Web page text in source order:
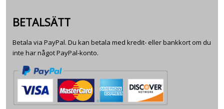
BETALSÄTT
Betala via PayPal. Du kan betala med kredit- eller bankkort om du
inte har något PayPal-konto.